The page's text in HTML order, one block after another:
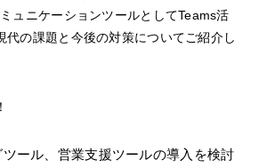
ュニケーションツールとしてTeams活
代の課題と今後の対策についてご紹介し
ール、営業支援ツールの導入を検討